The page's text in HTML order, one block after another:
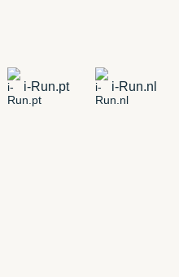
i-Run.pt i-Run.nl